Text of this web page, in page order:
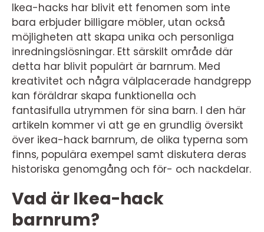
Ikea-hacks har blivit ett fenomen som inte
bara erbjuder billigare möbler, utan också
möjligheten att skapa unika och personliga
inredningslösningar. Ett särskilt område där
detta har blivit populärt är barnrum. Med
kreativitet och några välplacerade handgrepp
kan föräldrar skapa funktionella och
fantasifulla utrymmen för sina barn. I den här
artikeln kommer vi att ge en grundlig översikt
över ikea-hack barnrum, de olika typerna som
finns, populära exempel samt diskutera deras
historiska genomgång och för- och nackdelar.
Vad är Ikea-hack
barnrum?